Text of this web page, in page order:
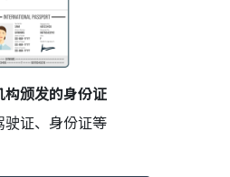
构颁发的身份证
驶证、身份证等